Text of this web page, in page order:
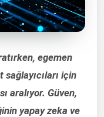
egemen
için
aralıyor. Güven,
yapay zeka ve